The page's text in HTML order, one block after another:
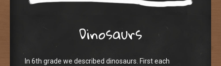
Dinosaurs
In 6th grade we described dinosaurs. First each